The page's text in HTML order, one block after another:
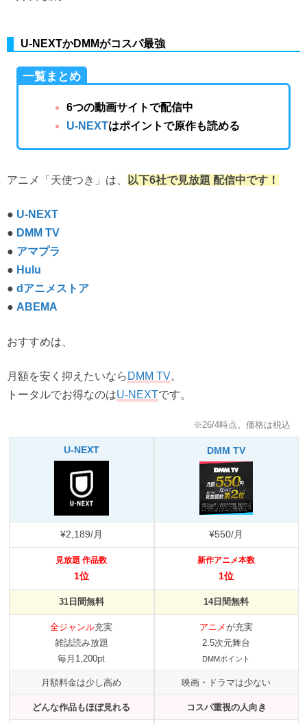
U-NEXTかDMMがコスパ最強
一覧まとめ
6つの動画サイトで配信中
U-NEXTはポイントで原作も読める
アニメ「天使つき」は、 以下6社で見放題 配信中です！
● U-NEXT
● DMM TV
● アマプラ
● Hulu
● dアニメストア
● ABEMA
おすすめは、
月額を安く抑えたいなら DMM TV。
トータルでお得なのはU-NEXTです。
※26/4時点。価格は税込
U-NEXT DMM TV
¥2,189/月 ¥550/月
見放題 作品数
1位
新作アニメ本数
1位
31日間無料 14日間無料
全ジャンル充実
雑誌読み放題
毎月1,200pt
アニメが充実
2.5次元舞台
DMMポイント
月額料金は少し高め 映画・ドラマは少ない
どんな作品もほぼ見れる コスパ重視の人向き